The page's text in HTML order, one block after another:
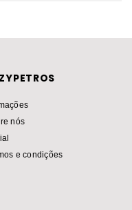
nós
e condições